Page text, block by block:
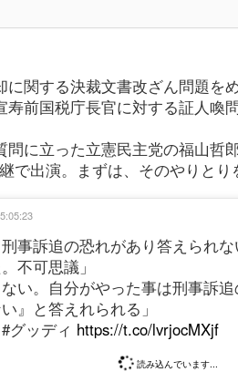
に関する決裁文書改ざん問題を
前国税庁長官に対する証人喚
問に立った立憲民主党の福山哲
で出演。まずは、そのやりとり
事訴追の恐れがあり答えられ
不可思議」
い。自分がやった事は刑事訴
』と答えれられる」
グッディ https://t.co/lvrjocMXjf
読み込んでいます...